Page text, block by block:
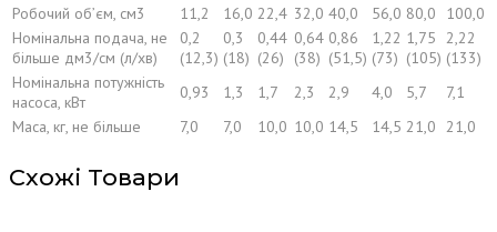
Робочий об’єм, см3
11,2 16,0 22,4 32,0 40,0 56,0 80,0
100,0
Номінальна подача, не
більше дм3/см (л/хв)
0,2
(12,3)
0,3
(18)
0,44
(26)
0,64
(38)
0,86
(51,5)
1,22
(73)
1,75
(105)
2,22
(133)
Номінальна потужність
насоса, кВт
0,93 1,3 1,7 2,3 2,9 4,0 5,7
7,1
Маса, кг, не більше
7,0 7,0 10,0 10,0 14,5 14,5 21,0 21,0
Схожі Товари